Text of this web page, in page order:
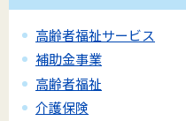
高齢者福祉サービス
補助金事業
高齢者福祉
介護保険